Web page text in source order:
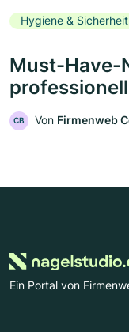
Hygiene & Sicherheit
Must-Have-
CB Von Firmenweb
Ein Portal von